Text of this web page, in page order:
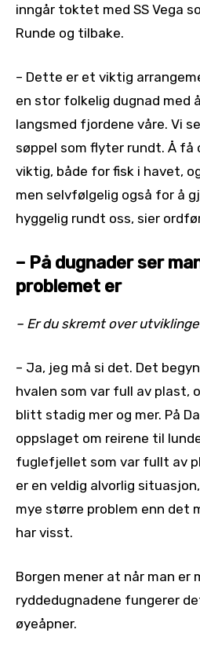
inngår toktet med SS Vega
Runde og tilbake.
– Dette er et viktig
en stor folkelig dugnad med
langsmed fjordene våre. Vi
søppel som flyter rundt. Å få
viktig, både for fisk i havet,
men selvfølgelig også for å
hyggelig rundt oss, sier
– På dugnader ser
problemet er
– Er du skremt over
– Ja, jeg må si det. Det
hvalen som var full av plast,
blitt stadig mer og mer. På
oppslaget om reirene til
fuglefjellet som var fullt av
er en veldig alvorlig
mye større problem enn det
har visst.
Borgen mener at når man er
ryddedugnadene fungerer
øyeåpner.